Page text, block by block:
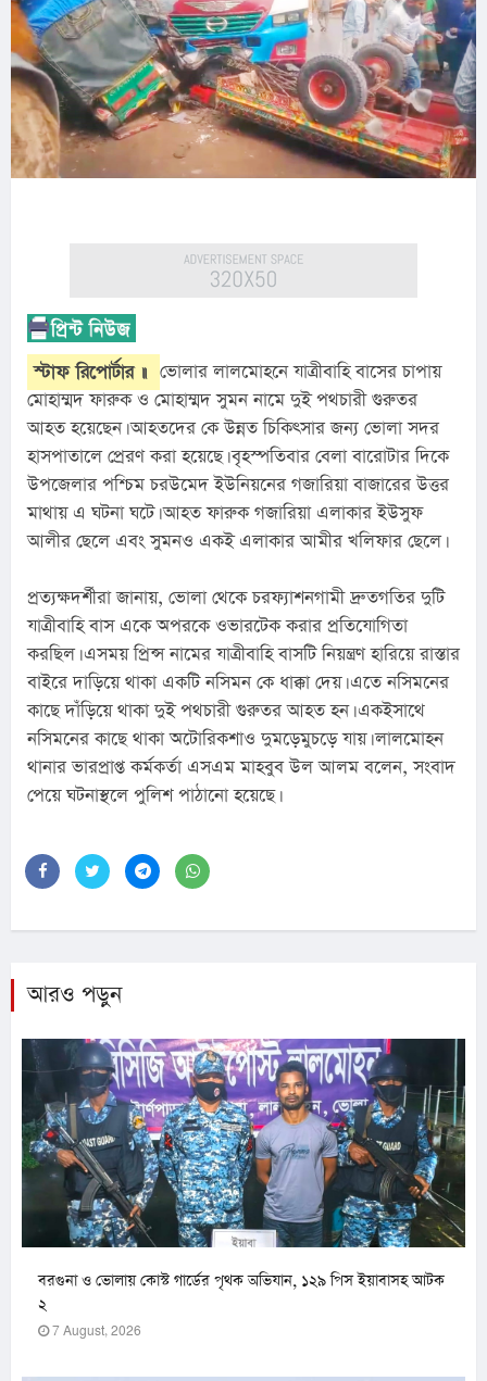
স্টাফ রিপোর্টার ॥ ভোলার লালমোহনে যাত্রীবাহি বাসের চাপায়
মোহাম্মদ ফারুক ও মোহাম্মদ সুমন নামে দুই পথচারী গুরুতর
আহত হয়েছেন। আহতদের কে উন্নত চিকিৎসার জন্য ভোলা সদর
হাসপাতালে প্রেরণ করা হয়েছে। বৃহস্পতিবার বেলা বারোটার দিকে
উপজেলার পশ্চিম চরউমেদ ইউনিয়নের গজারিয়া বাজারের উত্তর
মাথায় এ ঘটনা ঘটে। আহত ফারুক গজারিয়া এলাকার ইউসুফ
আলীর ছেলে এবং সুমনও একই এলাকার আমীর খলিফার ছেলে।
প্রত্যক্ষদর্শীরা জানায়, ভোলা থেকে চরফ্যাশনগামী দ্রুতগতির দুটি
যাত্রীবাহি বাস একে অপরকে ওভারটেক করার প্রতিযোগিতা
করছিল। এসময় প্রিন্স নামের যাত্রীবাহি বাসটি নিয়ন্ত্রণ হারিয়ে রাস্তার
বাইরে দাড়িয়ে থাকা একটি নসিমন কে ধাক্কা দেয়। এতে নসিমনের
কাছে দাঁড়িয়ে থাকা দুই পথচারী গুরুতর আহত হন। একইসাথে
নসিমনের কাছে থাকা অটোরিকশাও দুমড়েমুচড়ে যায়। লালমোহন
থানার ভারপ্রাপ্ত কর্মকর্তা এসএম মাহবুব উল আলম বলেন, সংবাদ
পেয়ে ঘটনাস্থলে পুলিশ পাঠানো হয়েছে।
আরও পড়ুন
বরগুনা ও ভোলায় কোস্ট গার্ডের পৃথক অভিযান, ১২৯ পিস ইয়াবাসহ আটক
২
7 August, 2026